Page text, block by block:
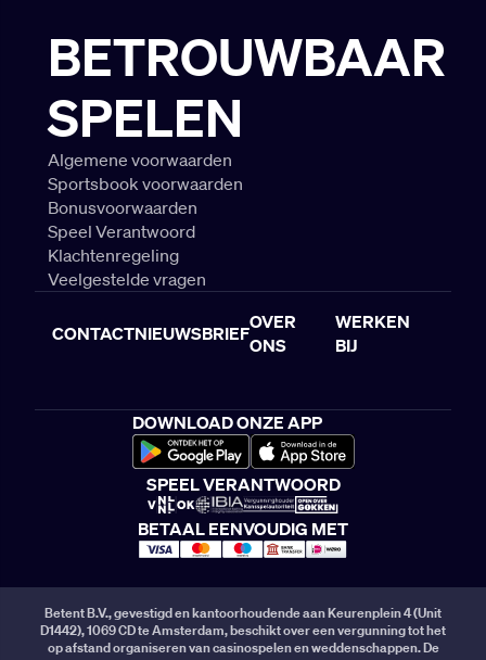
BETROUWBAAR
SPELEN
Algemene voorwaarden
Sportsbook voorwaarden
Bonusvoorwaarden
Speel Verantwoord
Klachtenregeling
Veelgestelde vragen
CONTACTNIEUWSBRIEF
OVER
ONS
WERKEN
BIJ
DOWNLOAD ONZE APP
SPEEL VERANTWOORD
BETAAL EENVOUDIG MET
Betent B.V., gevestigd en kantoorhoudende aan Keurenplein 4 (Unit
D1442), 1069 CD te Amsterdam, beschikt over een vergunning tot het
op afstand organiseren van casinospelen en weddenschappen. De